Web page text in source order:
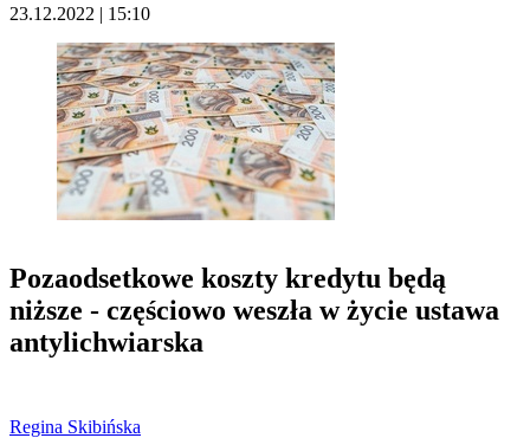
23.12.2022 | 15:10
Pozaodsetkowe koszty kredytu będą
niższe - częściowo weszła w życie ustawa
antylichwiarska
Regina Skibińska